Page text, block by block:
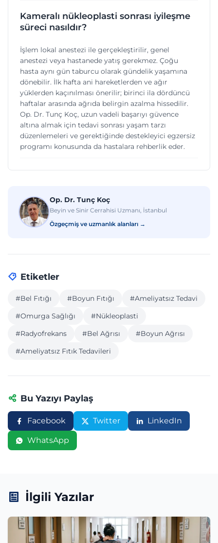
Kameralı nükleoplasti sonrası iyileşme
süreci nasıldır?
İşlem lokal anestezi ile gerçekleştirilir, genel
anestezi veya hastanede yatış gerekmez. Çoğu
hasta aynı gün taburcu olarak gündelik yaşamına
dönebilir. İlk hafta ani hareketlerden ve ağır
yüklerden kaçınılması önerilir; birinci ila dördüncü
haftalar arasında ağrıda belirgin azalma hissedilir.
Op. Dr. Tunç Koç, uzun vadeli başarıyı güvence
altına almak için tedavi sonrası yaşam tarzı
düzenlemeleri ve gerektiğinde destekleyici egzersiz
programı konusunda da hastalara rehberlik eder.
Op. Dr. Tunç Koç
Beyin ve Sinir Cerrahisi Uzmanı, İstanbul
Özgeçmiş ve uzmanlık alanları →
Etiketler
#Bel Fıtığı #Boyun Fıtığı
#Ameliyatsız Tedavi
#Omurga Sağlığı
#Nükleoplasti
#Radyofrekans
#Bel Ağrısı
#Boyun Ağrısı
#Ameliyatsız Fıtık Tedavileri
Bu Yazıyı Paylaş
Facebook Twitter LinkedIn
WhatsApp
İlgili Yazılar